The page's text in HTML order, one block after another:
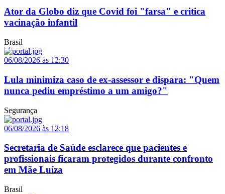
Ator da Globo diz que Covid foi "farsa" e critica
vacinação infantil
Brasil
06/08/2026 às 12:30
Lula minimiza caso de ex-assessor e dispara: "Quem
nunca pediu empréstimo a um amigo?"
Segurança
06/08/2026 às 12:18
Secretaria de Saúde esclarece que pacientes e
profissionais ficaram protegidos durante confronto
em Mãe Luíza
Brasil